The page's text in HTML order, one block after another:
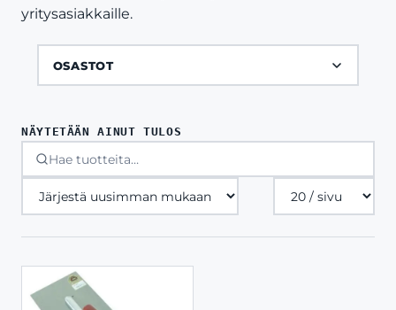
yritysasiakkaille.
OSASTOT
NÄYTETÄÄN AINUT TULOS
Tuotteita
sivulla